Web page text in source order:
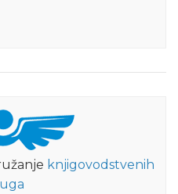
knjigovodstvenih